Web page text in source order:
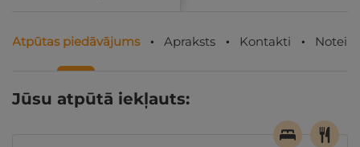
Atpūtas piedāvājums Apraksts Kontakti
Jūsu atpūtā iekļauts: